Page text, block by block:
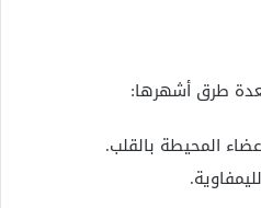
طرق أشهرها:
المحيطة بالقلب.